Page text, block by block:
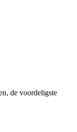
de voordeligste